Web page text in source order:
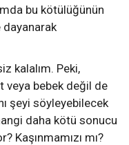
bu kötülüğünün
dayanarak
kalalım. Peki,
bebek değil de
şeyi söyleyebilecek
daha kötü sonucu
Kaşınmamızı mı?